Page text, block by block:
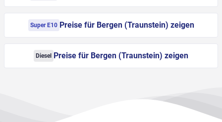
Super E10 Preise für Bergen (Traunstein) zeigen
Diesel Preise für Bergen (Traunstein) zeigen